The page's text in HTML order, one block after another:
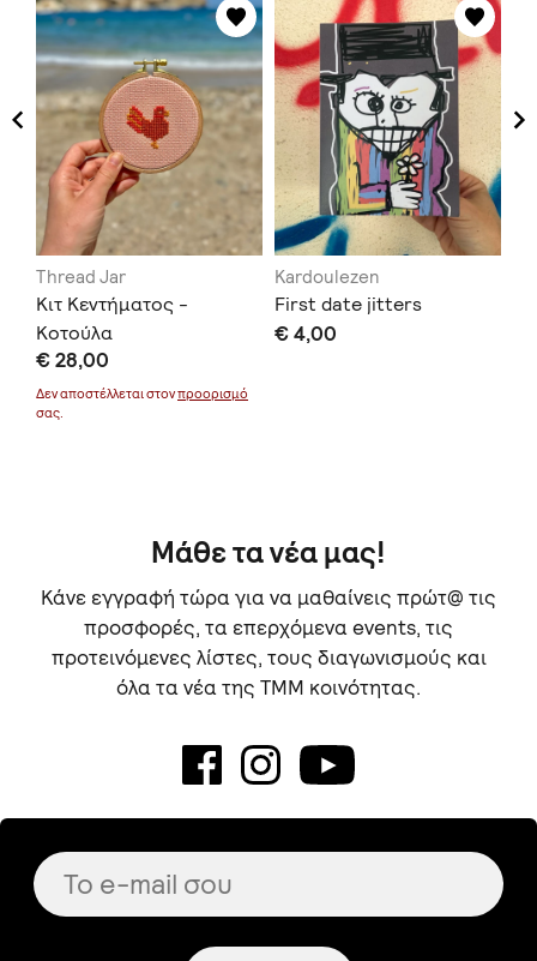
Thread Jar
Κιτ Κεντήματος -
Κοτούλα
€ 28,00
Δεν αποστέλλεται στονπροορισμό
σας.
Kardoulezen
First date jitters
€ 4,00
Μάθε τα νέα μας!
Κάνε εγγραφή τώρα για να μαθαίνεις πρώτ@ τις
προσφορές, τα επερχόμενα events, τις
προτεινόμενες λίστες, τους διαγωνισμούς και
όλα τα νέα της TMM κοινότητας.